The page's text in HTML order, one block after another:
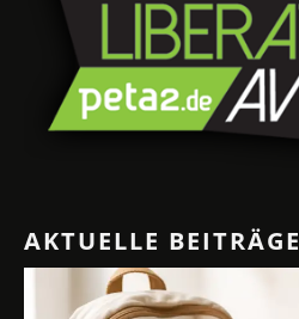
AKTUELLE BEITRÄGE